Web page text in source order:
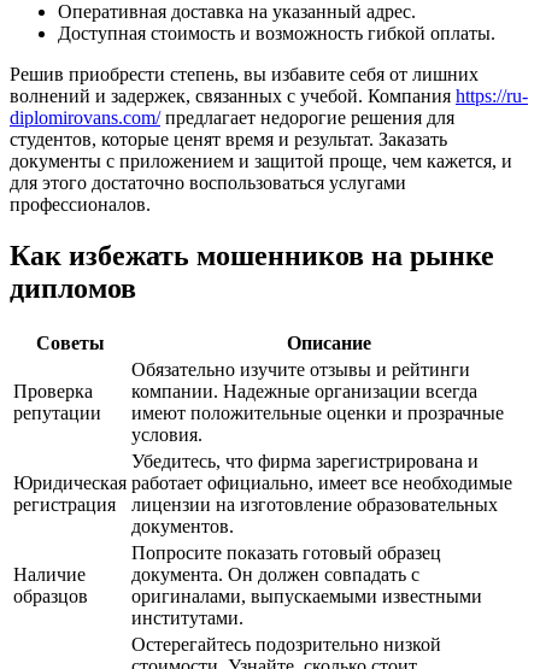
Оперативная доставка на указанный адрес.
Доступная стоимость и возможность гибкой оплаты.
Решив приобрести степень, вы избавите себя от лишних
волнений и задержек, связанных с учебой. Компания https://ru-
diplomirovans.com/предлагает недорогие решения для
студентов, которые ценят время и результат. Заказать
документы с приложением и защитой проще, чем кажется, и
для этого достаточно воспользоваться услугами
профессионалов.
Как избежать мошенников на рынке
дипломов
Советы Описание
Проверка
репутации
Обязательно изучите отзывы и рейтинги
компании. Надежные организации всегда
имеют положительные оценки и прозрачные
условия.
Юридическая
регистрация
Убедитесь, что фирма зарегистрирована и
работает официально, имеет все необходимые
лицензии на изготовление образовательных
документов.
Наличие
образцов
Попросите показать готовый образец
документа. Он должен совпадать с
оригиналами, выпускаемыми известными
институтами.
Остерегайтесь подозрительно низкой